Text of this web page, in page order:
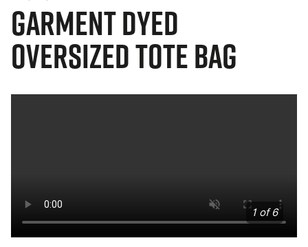
Garment Dyed
Oversized Tote Bag
1 of 6